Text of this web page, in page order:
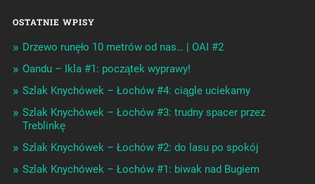
OSTATNIE WPISY
Drzewo runęło 10 metrów od nas… | OAI #2
Oandu – Ikla #1: początek wyprawy!
Szlak Knychówek – Łochów #4: ciągle uciekamy
Szlak Knychówek – Łochów #3: trudny spacer przez
Treblinkę
Szlak Knychówek – Łochów #2: do lasu po spokój
Szlak Knychówek – Łochów #1: biwak nad Bugiem